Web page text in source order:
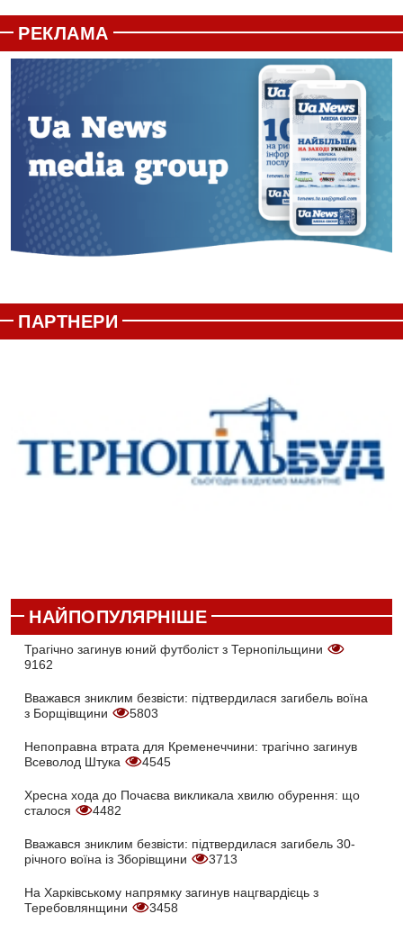
РЕКЛАМА
ПАРТНЕРИ
НАЙПОПУЛЯРНІШЕ
Трагічно загинув юний футболіст з Тернопільщини
9162
Вважався зниклим безвісти: підтвердилася загибель воїна
з Борщівщини
5803
Непоправна втрата для Кременеччини: трагічно загинув
Всеволод Штука
4545
Хресна хода до Почаєва викликала хвилю обурення: що
сталося
4482
Вважався зниклим безвісти: підтвердилася загибель 30-
річного воїна із Зборівщини
3713
На Харківському напрямку загинув нацгвардієць з
Теребовлянщини
3458